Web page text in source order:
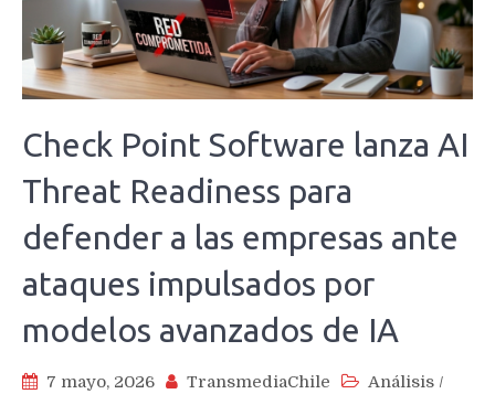
Check Point Software lanza AI
Threat Readiness para
defender a las empresas ante
ataques impulsados por
modelos avanzados de IA
7 mayo, 2026 TransmediaChile Análisis /